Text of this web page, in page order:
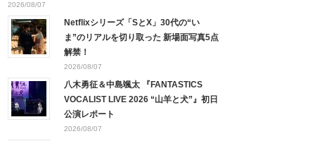
2026/08/07
Netflixシリーズ「SとX」30代の“い
ま”のリアルを切り取った 新場面写真5点
解禁！
2026/08/07
八木勇征＆中島颯太 『FANTASTICS
VOCALIST LIVE 2026 “山羊と犬”』初日
公演レポート
2026/08/07